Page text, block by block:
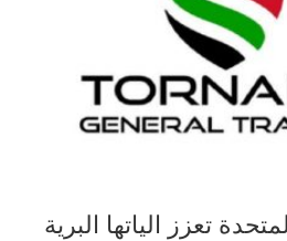
تعزز الياتها البرية